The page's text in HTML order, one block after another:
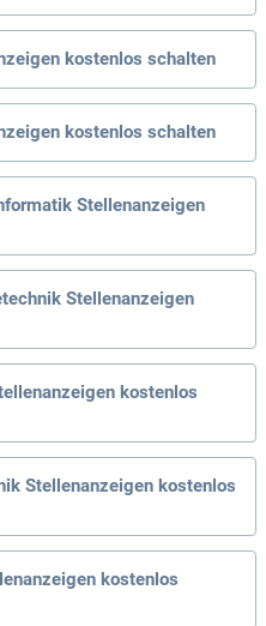
kostenlos schalten
kostenlos schalten
Stellenanzeigen
Stellenanzeigen
kostenlos
Stellenanzeigen kostenlos
kostenlos